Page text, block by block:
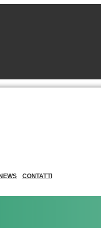
CONTATTI